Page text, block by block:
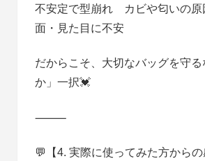
不安定で型崩れ カビや匂い
面・見た目に不安
だからこそ、大切なバッグを守る
か」一択💓
⸻
💬【4. 実際に使ってみた方からの